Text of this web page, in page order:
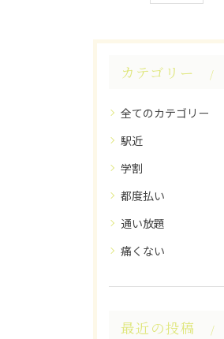
カテゴリー
全てのカテゴリー
駅近
学割
都度払い
通い放題
痛くない
最近の投稿